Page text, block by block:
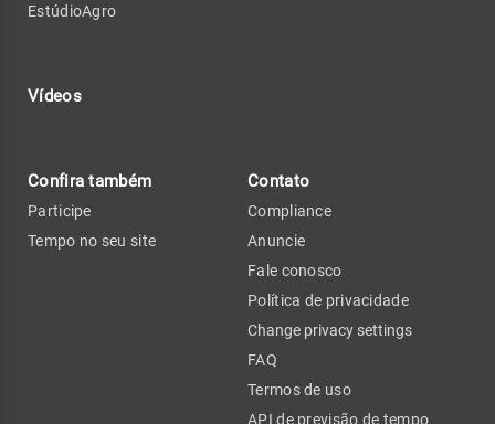
EstúdioAgro
Vídeos
Confira também
Participe
Tempo no seu site
Contato
Compliance
Anuncie
Fale conosco
Política de privacidade
Change privacy settings
FAQ
Termos de uso
API de previsão de tempo